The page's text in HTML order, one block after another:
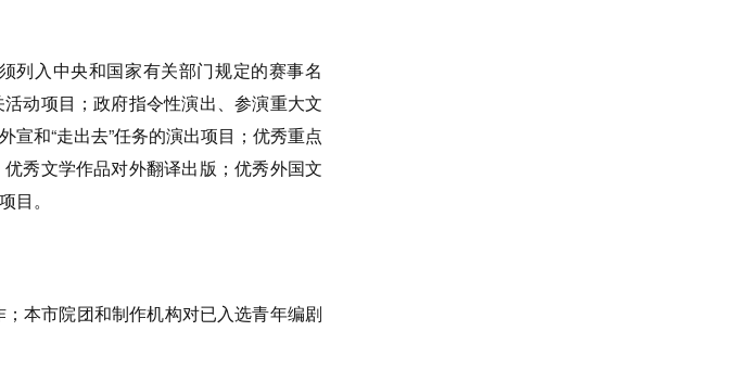
列入中央和国家有关部门规定的赛事名
动项目；政府指令性演出、参演重大文
和“走出去”任务的演出项目；优秀重点
秀文学作品对外翻译出版；优秀外国文
目。
本市院团和制作机构对已入选青年编剧